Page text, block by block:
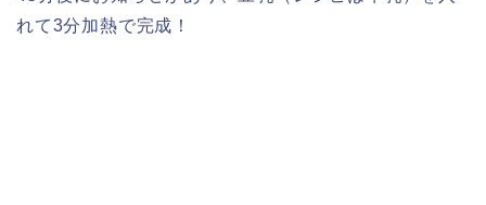
れて3分加熱で完成！